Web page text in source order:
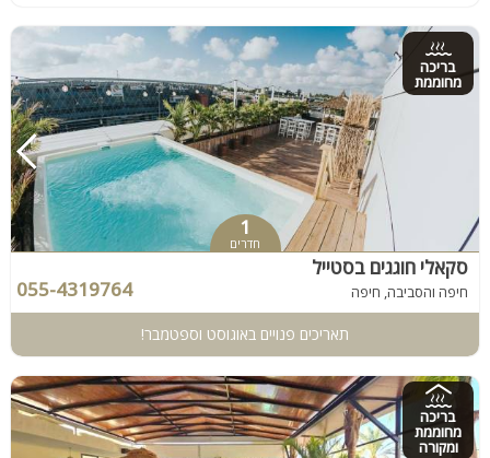
בריכה
מחוממת
1
חדרים
סקאלי חוגגים בסטייל
חיפה והסביבה, חיפה 055-4319764
תאריכים פנויים באוגוסט וספטמבר!
בריכה
מחוממת
ומקורה